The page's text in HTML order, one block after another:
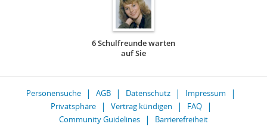
6 Schulfreunde warten
auf Sie
Personensuche AGB Datenschutz
Impressum
Privatsphäre
Vertrag kündigen
FAQ
Community Guidelines
Barrierefreiheit